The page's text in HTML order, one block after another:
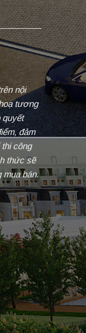
nội
tương
quyết
đảm
công
thức sẽ
mua bán.